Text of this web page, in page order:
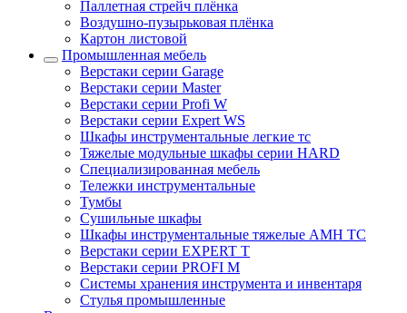
Паллетная стрейч плёнка
Воздушно-пузырьковая плёнка
Картон листовой
Промышленная мебель
Верстаки серии Garage
Верстаки серии Master
Верстаки серии Profi W
Верстаки серии Expert WS
Шкафы инструментальные легкие тс
Тяжелые модульные шкафы серии HARD
Cпециализированная мебель
Тележки инструментальные
Тумбы
Cушильные шкафы
Шкафы инструментальные тяжелые AMH TC
Верстаки серии EXPERT T
Верстаки серии PROFI M
Системы хранения инструмента и инвентаря
Стулья промышленные